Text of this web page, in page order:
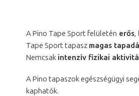
A Pino Tape Sport felületén erős,
Tape Sport tapasz magas
Nemcsak intenzív fizikai
A Pino tapaszok egészségügyi
kaphatók.